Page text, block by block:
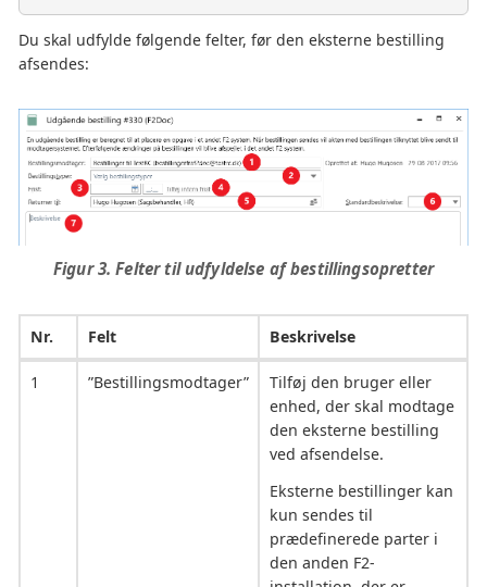
Du skal udfylde følgende felter, før den eksterne bestilling
afsendes:
Figur 3. Felter til udfyldelse af bestillingsopretter
Nr. Felt Beskrivelse
1 ”Bestillingsmodtager”
Tilføj den bruger eller
enhed, der skal modtage
den eksterne bestilling
ved afsendelse.
Eksterne bestillinger kan
kun sendes til
prædefinerede parter i
den anden F2-